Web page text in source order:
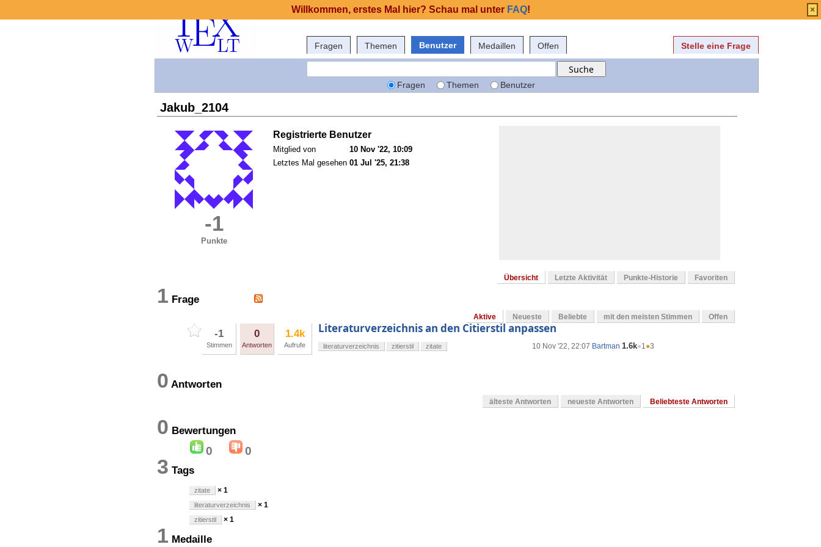
Fragen Themen Benutzer Medaillen Offen Stelle eine Frage
Fragen Themen Benutzer
Jakub_2104
-1
Punkte
Registrierte Benutzer
Mitglied von
10 Nov '22, 10:09
Letztes Mal gesehen 01 Jul '25, 21:38
Übersicht Letzte Aktivität Punkte-Historie Favoriten
1 Frage
Aktive Neueste Beliebte mit den meisten Stimmen Offen
-1
Stimmen
0
Antworten
1.4k
Aufrufe
Literaturverzeichnis an den Citierstil anpassen
10 Nov '22, 22:07 Bartman 1.6k●1●3
literaturverzeichnis zitierstil zitate
0 Antworten
älteste Antworten neueste Antworten Beliebteste Antworten
0 Bewertungen
0 0
3 Tags
zitate × 1
literaturverzeichnis × 1
zitierstil × 1
1 Medaille
Willkommen, erstes Mal hier? Schau mal unter FAQ! ×